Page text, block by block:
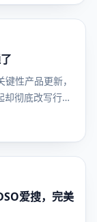
性产品更新，
彻底改写行业
一前一后补齐
爱搜，完美